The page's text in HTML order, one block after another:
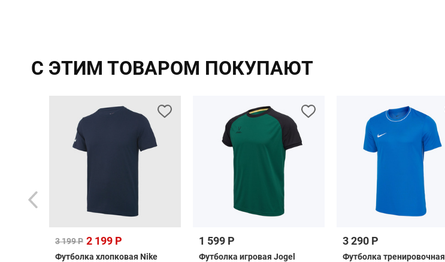
С ЭТИМ ТОВАРОМ ПОКУПАЮТ
3 199 Р 2 199 Р
Футболка хлопковая Nike
1 599 Р
Футболка игровая Jogel
3 290 Р
Футболка тренировочная